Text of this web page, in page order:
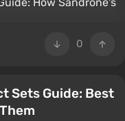
0
Sets Guide: Best